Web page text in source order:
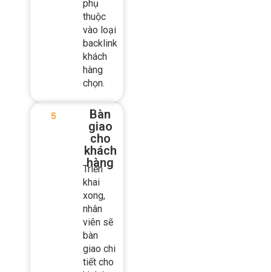
backlink
khách
hàng
chọn.
Bàn
giao
khách
hàng
Triển
khai
xong,
nhân
viên sẽ
bàn
giao chi
tiết cho
khách.